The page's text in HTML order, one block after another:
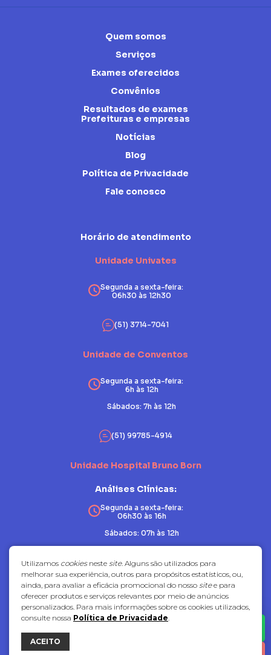
Utilizamos cookiesneste site. Alguns são utilizados para
melhorar sua experiência, outros para propósitos estatísticos, ou,
ainda, para avaliar a eficácia promocional do nosso sitee para
oferecer produtos e serviços relevantes por meio de anúncios
personalizados. Para mais informações sobre os cookies utilizados,
consulte nossa Política de Privacidade.
ACEITO
Quem somos
Serviços
Exames oferecidos
Convênios
Resultados de exames
Prefeituras e empresas
Notícias
Blog
Política de Privacidade
Fale conosco
Horário de atendimento
Unidade Univates
Segunda a sexta-feira:
06h30 às 12h30
(51) 3714-7041
Unidade de Conventos
Segunda a sexta-feira:
6h às 12h
Sábados: 7h às 12h
(51) 99785-4914
Unidade Hospital Bruno Born
Análises Clínicas:
Segunda a sexta-feira:
06h30 às 16h
Sábados: 07h às 12h
Patologia:
Segunda a sexta-feira:
07h30 às 17h
Sábados: fechado